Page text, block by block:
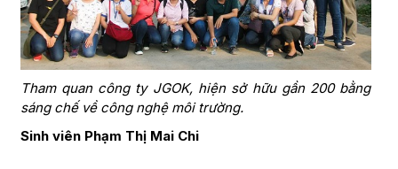
Tham quan công ty JGOK, hiện sở hữu gần 200 bằng
sáng chế về công nghệ môi trường.
Sinh viên Phạm Thị Mai Chi